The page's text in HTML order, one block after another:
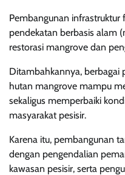
Pembangunan infrastruktur
pendekatan berbasis alam
restorasi mangrove dan
Ditambahkannya, berbagai
hutan mangrove mampu
sekaligus memperbaiki
masyarakat pesisir.
Karena itu, pembangunan
dengan pengendalian
kawasan pesisir, serta